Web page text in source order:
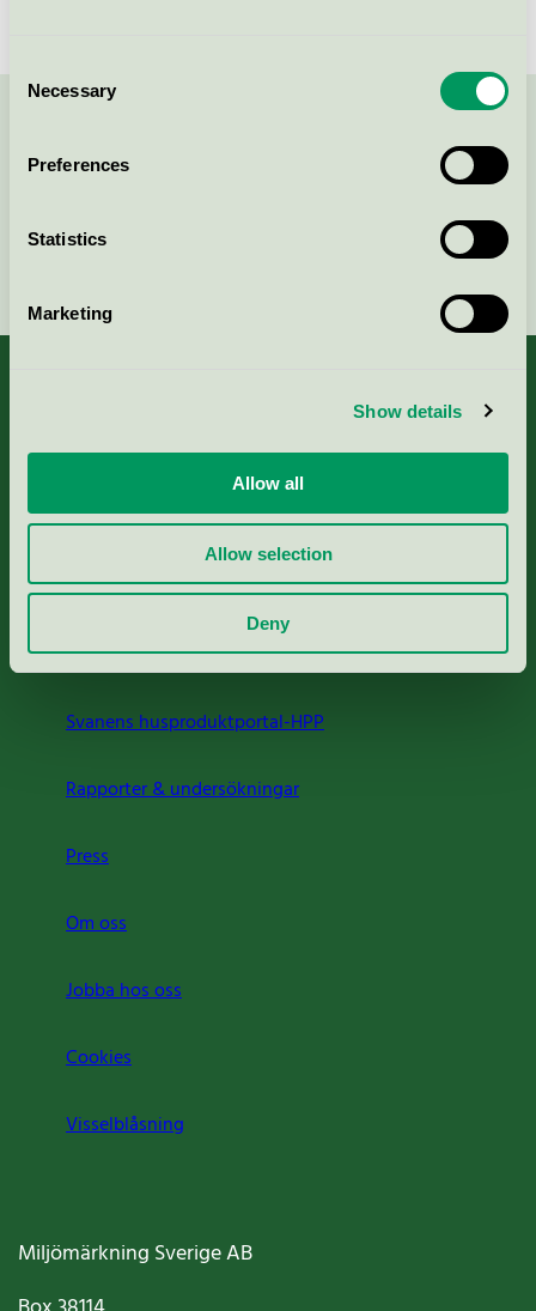
Selection
Necessary
Preferences
Statistics
Marketing
Show details
Allow all
Allow selection
Deny
eller via formuläret:
Kriterier, ansökan & avgifter
Aktuella Remisser
Nordic Ecolabelling Portal
Portal för massa, papper & tryckerier
Svanens husproduktportal-HPP
Rapporter & undersökningar
Press
Om oss
Jobba hos oss
Cookies
Visselblåsning
Miljömärkning Sverige AB